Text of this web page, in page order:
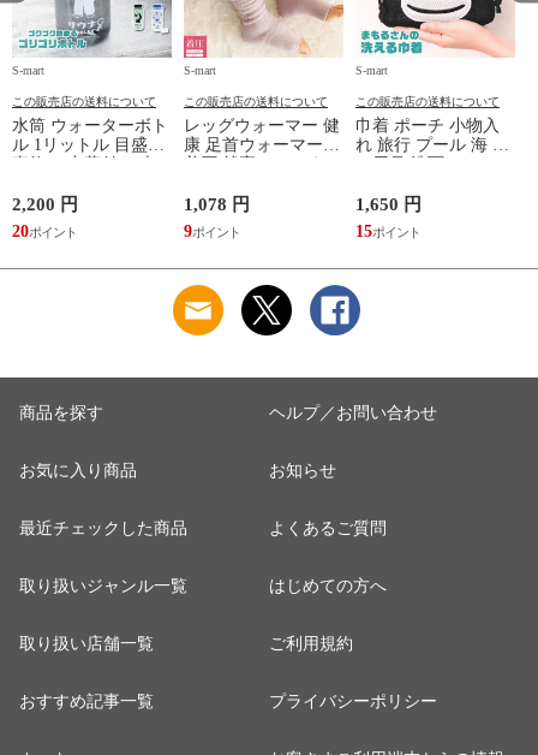
S-mart
この販売店の送料について
水筒 ウォーターボト
ル 1リットル 目盛り
マイボトル 動物 ア
ニマル ゴリラ ごリ
ラックス ゴリゴリボ
2,200 円
20
S-mart
この販売店の送料について
レッグウォーマー 健
康 足首ウォーマー
ふんわり 足湯のよう
なぽかぽかナイトウ
ォーマー inf-26
1,078 円
9
S-mart
この販売店の送料について
巾着 ポーチ 小物入
れ 旅行 プール 海 バ
サウナ ごリラックス
まもるさんの洗える
巾着 ブラック 黒
1,650 円
15
商品を探す
お気に入り商品
最近チェックした商品
取り扱いジャンル一覧
取り扱い店舗一覧
おすすめ記事一覧
ヘルプ／お問い合わせ
お知らせ
よくあるご質問
はじめての方へ
ご利用規約
プライバシーポリシー